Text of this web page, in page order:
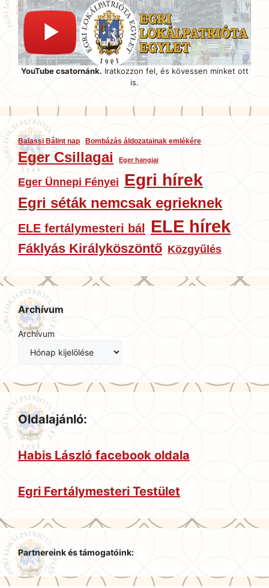
YouTube csatornánk. Iratkozzon fel, és kövessen minket ott
is.
Balassi Bálint nap Bombázás áldozatainak emlékére
Eger Csillagai Eger hangjai
Eger Ünnepi Fényei Egri hírek
Egri séták nemcsak egrieknek
ELE fertálymesteri bál ELE hírek
Fáklyás Királyköszöntő Közgyűlés
Archívum
Archívum
Oldalajánló:
Habis László facebook oldala
Egri Fertálymesteri Testület
Partnereink és támogatóink: